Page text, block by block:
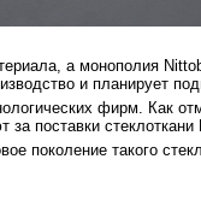
а монополия
и планирует
фирм. Как
за поставки стеклоткани
поколение такого